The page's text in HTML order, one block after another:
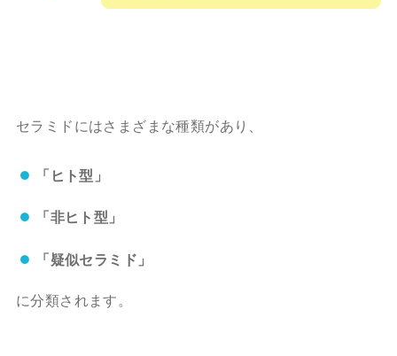
セラミドにはさまざまな種類があり、
「ヒト型」
「非ヒト型」
「疑似セラミド」
に分類されます。